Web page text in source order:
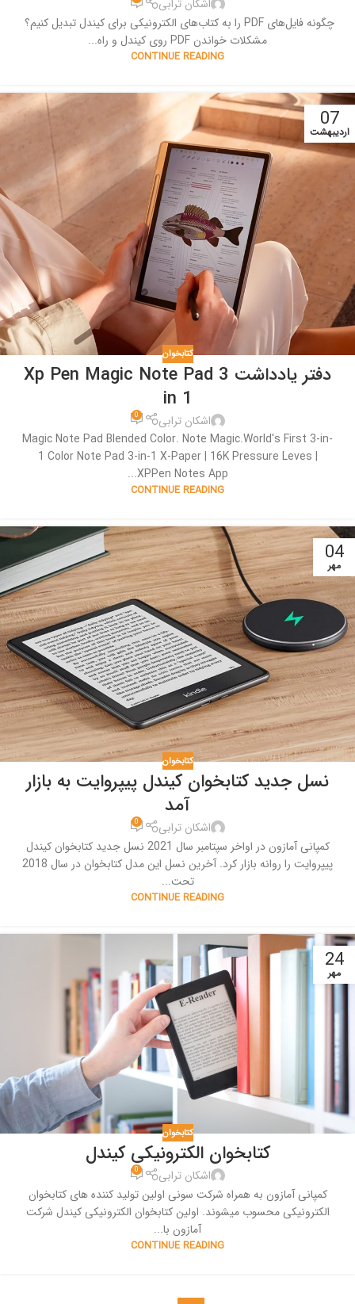
اشکان ترابی
چگونه فایل‌های PDF را به کتاب‌های الکترونیکی برای کیندل تبدیل کنیم؟
مشکلات خواندن PDF روی کیندل و راه...
CONTINUE READING
07
اردیبهشت
کتابخوان
دفتر یادداشت Xp Pen Magic Note Pad 3
in 1
اشکان ترابی 0
Magic Note Pad Blended Color. Note Magic.World's First 3-in-
1 Color Note Pad 3-in-1 X-Paper | 16K Pressure Leves |
XPPen Notes App...
CONTINUE READING
04
مهر
کتابخوان
نسل جدید کتابخوان کیندل پیپروایت به بازار
آمد
اشکان ترابی 0
کمپانی آمازون در اواخر سپتامبر سال 2021 نسل جدید کتابخوان کیندل
پیپروایت را روانه بازار کرد. آخرین نسل این مدل کتابخوان در سال 2018
تحت...
CONTINUE READING
24
مهر
کتابخوان
کتابخوان الکترونیکی کیندل
اشکان ترابی 0
کمپانی آمازون به همراه شرکت سونی اولین تولید کننده های کتابخوان
الکترونیکی محسوب میشوند. اولین کتابخوان الکترونیکی کیندل شرکت
آمازون با...
CONTINUE READING